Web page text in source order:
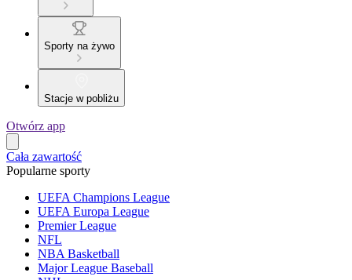
Sporty na żywo
Stacje w pobliżu
Otwórz app
Cała zawartość
Popularne sporty
UEFA Champions League
UEFA Europa League
Premier League
NFL
NBA Basketball
Major League Baseball